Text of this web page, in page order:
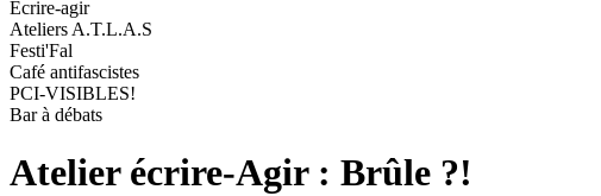
Ecrire-agir
Ateliers A.T.L.A.S
Festi'Fal
Café antifascistes
PCI-VISIBLES!
Bar à débats
Atelier écrire-Agir : Brûle ?!